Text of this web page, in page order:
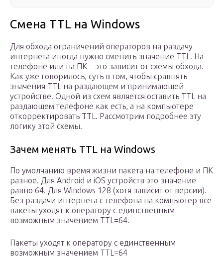
Смена TTL на Windows
Для обхода ограничений операторов на раздачу
интернета иногда нужно сменить значение TTL. На
телефоне или на ПК – это зависит от схемы обхода.
Как уже говорилось, суть в том, чтобы сравнять
значения TTL на раздающем и принимающей
устройстве. Одной из схем является оставить TTL на
раздающем телефоне как есть, а на компьютере
откорректировать TTL. Рассмотрим подробнее эту
логику этой схемы.
Зачем менять TTL на Windows
По умолчанию время жизни пакета на телефоне и ПК
разное. Для Android и iOS устройств это значение
равно 64. Для Windows 128 (хотя зависит от версии).
Без раздачи интернета с телефона на компьютер все
пакеты уходят к оператору с единственным
возможным значением TTL=64.
Пакеты уходят к оператору с единственным
возможным значением TTL=64